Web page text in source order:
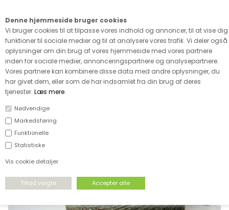
Denne hjemmeside bruger cookies
Vi bruger cookies til at tilpasse vores indhold og annoncer, til at vise dig
funktioner til sociale medier og til at analysere vores trafik. Vi deler også
oplysninger om din brug af vores hjemmeside med vores partnere
inden for sociale medier, annonceringspartnere og analysepartnere.
Vores partnere kan kombinere disse data med andre oplysninger, du
har givet dem, eller som de har indsamlet fra din brug af deres
tjenester. Læs mere.
Nødvendige
Markedsføring
Funktionelle
Statistiske
Vis cookie detaljer
FORSIDE›GARN›BILLIGT GARN PÅ CONES